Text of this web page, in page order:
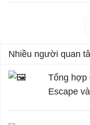
Nhiều người quan
Tổng hợp
Escape